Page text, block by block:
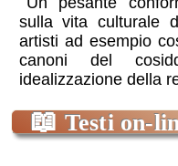
sulla vita culturale
artisti ad esempio
canoni del
idealizzazione della
📖 Testi on-